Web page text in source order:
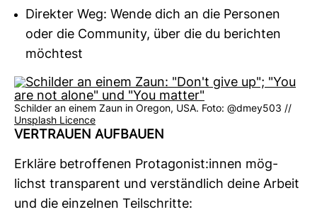
Direkter Weg: Wende dich an die Personen
oder die Community, über die du berichten
möchtest
Schilder an einem Zaun in Oregon, USA. Foto: @dmey503 //
Unsplash Licence
VER­TRAUEN AUF­BAUEN
Erkläre betrof­fenen Prot­ago­nist:innen mög­
lichst trans­pa­rent und ver­ständ­lich deine Arbeit
und die ein­zelnen Teil­schritte: